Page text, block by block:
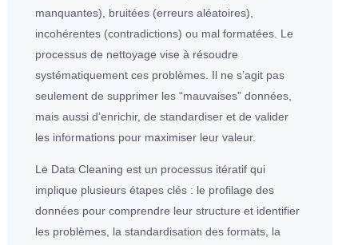
manquantes), bruitées (erreurs aléatoires),
incohérentes (contradictions) ou mal formatées. Le
processus de nettoyage vise à résoudre
systématiquement ces problèmes. Il ne s’agit pas
seulement de supprimer les “mauvaises” données
mais aussi d’enrichir, de standardiser et de valider
les informations pour maximiser leur valeur.
Le Data Cleaning est un processus itératif qui
implique plusieurs étapes clés : le profilage des
données pour comprendre leur structure et identifier
les problèmes, la standardisation des formats, la